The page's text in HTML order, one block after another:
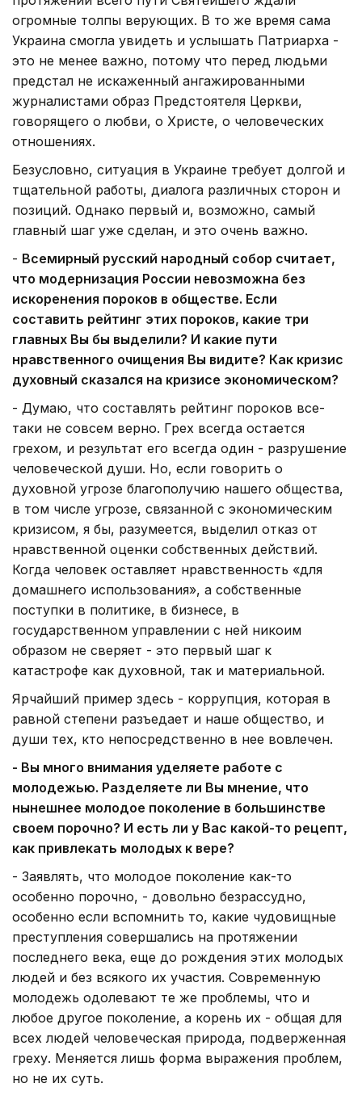
огромные толпы верующих. В то же время сама
Украина смогла увидеть и услышать Патриарха -
это не менее важно, потому что перед людьми
предстал не искаженный ангажированными
журналистами образ Предстоятеля Церкви,
говорящего о любви, о Христе, о человеческих
отношениях.
Безусловно, ситуация в Украине требует долгой и
тщательной работы, диалога различных сторон и
позиций. Однако первый и, возможно, самый
главный шаг уже сделан, и это очень важно.
- Всемирный русский народный собор считает,
что модернизация России невозможна без
искоренения пороков в обществе. Если
составить рейтинг этих пороков, какие три
главных Вы бы выделили? И какие пути
нравственного очищения Вы видите? Как кризис
духовный сказался на кризисе экономическом?
- Думаю, что составлять рейтинг пороков все-
таки не совсем верно. Грех всегда остается
грехом, и результат его всегда один - разрушение
человеческой души. Но, если говорить о
духовной угрозе благополучию нашего общества,
в том числе угрозе, связанной с экономическим
кризисом, я бы, разумеется, выделил отказ от
нравственной оценки собственных действий.
Когда человек оставляет нравственность «для
домашнего использования», а собственные
поступки в политике, в бизнесе, в
государственном управлении с ней никоим
образом не сверяет - это первый шаг к
катастрофе как духовной, так и материальной.
Ярчайший пример здесь - коррупция, которая в
равной степени разъедает и наше общество, и
души тех, кто непосредственно в нее вовлечен.
- Вы много внимания уделяете работе с
молодежью. Разделяете ли Вы мнение, что
нынешнее молодое поколение в большинстве
своем порочно? И есть ли у Вас какой-то рецепт,
как привлекать молодых к вере?
- Заявлять, что молодое поколение как-то
особенно порочно, - довольно безрассудно,
особенно если вспомнить то, какие чудовищные
преступления совершались на протяжении
последнего века, еще до рождения этих молодых
людей и без всякого их участия. Современную
молодежь одолевают те же проблемы, что и
любое другое поколение, а корень их - общая для
всех людей человеческая природа, подверженная
греху. Меняется лишь форма выражения проблем,
но не их суть.